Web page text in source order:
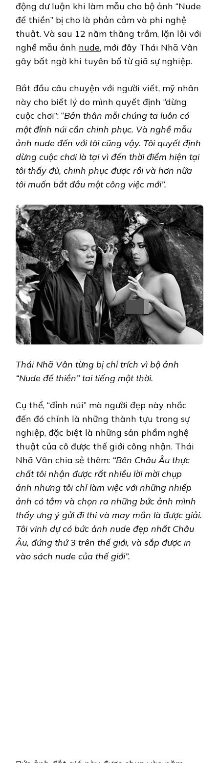
động dư luận khi làm mẫu cho bộ ảnh “Nude
để thiền” bị cho là phản cảm và phi nghệ
thuật. Và sau 12 năm thăng trầm, lặn lội với
nghề mẫu ảnh nude, mới đây Thái Nhã Vân
gây bất ngờ khi tuyên bố từ giã sự nghiệp.
Bắt đầu câu chuyện với người viết, mỹ nhân
này cho biết lý do mình quyết định “dừng
cuộc chơi”: “Bản thân mỗi chúng ta luôn có
một đỉnh núi cần chinh phục. Và nghề mẫu
ảnh nude đến với tôi cũng vậy. Tôi quyết định
dừng cuộc chơi là tại vì đến thời điểm hiện tại
tôi thấy đủ, chinh phục được rồi và hơn nữa
tôi muốn bắt đầu một công việc mới”.
Thái Nhã Vân từng bị chỉ trích vì bộ ảnh
“Nude để thiền” tai tiếng một thời.
Cụ thể, “đỉnh núi” mà người đẹp này nhắc
đến đó chính là những thành tựu trong sự
nghiệp, đặc biệt là những sản phẩm nghệ
thuật của cô được thế giới công nhận. Thái
Nhã Vân chia sẻ thêm: “Bên Châu Âu thực
chất tôi nhận được rất nhiều lời mời chụp
ảnh nhưng tôi chỉ làm việc với những nhiếp
ảnh có tầm và chọn ra những bức ảnh mình
thấy ưng ý gửi đi thi và may mắn là được giải.
Tôi vinh dự có bức ảnh nude đẹp nhất Châu
Âu, đứng thứ 3 trên thế giới, và sắp được in
vào sách nude của thế giới”.